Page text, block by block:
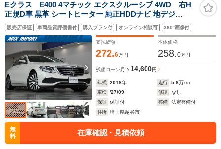
Eクラス E400 4マチック エクスクルーシブ 4WD 右H
正規D車 黒革 シートヒーター 純正HDDナビ 地デジ
Burmesterサウンド 全周カメラ&PTS HUD&レーダーセ
ーフティPKG 純正18インチAW 禁煙車
販売店保証 車両品質評価書付 購入プラン付 オンライン相談可 360°画像付
支払総額
272.6万円
本体価格
258.0万円
残価ローン 月々 14,600円
年式 2018年 走行 5.8万km
車検
'27/09 修復
なし
保証
保証付 整備
法定整備付
住所
埼玉県越谷市
無
料
在庫確認・見積依頼